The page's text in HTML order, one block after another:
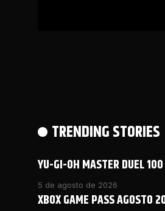
TRENDING STORIES
YU-GI-OH MASTER DUEL
5 de agosto de 2026
XBOX GAME PASS AGOSTO